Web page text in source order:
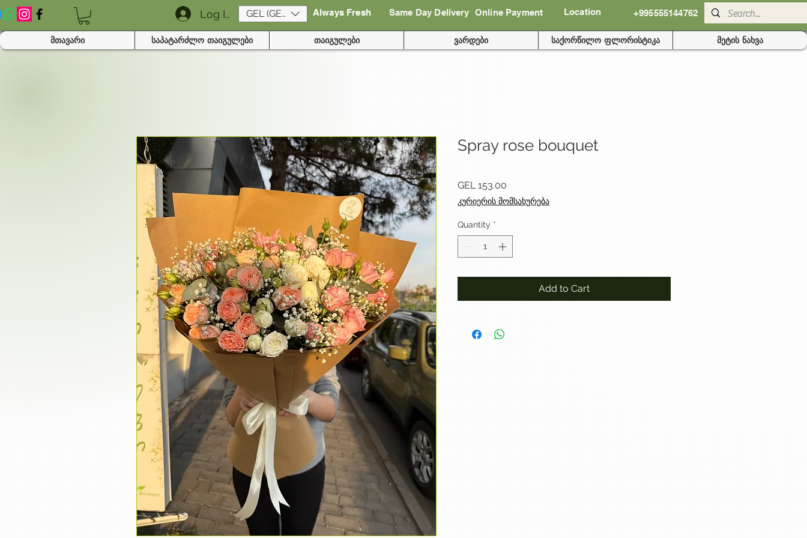
Log In GEL (GEL) Always Fresh Same Day Delivery Online Payment Location +995555144762
მთავარი საპატარძლო თაიგულები თაიგულები ვარდები საქორწილო ფლორისტიკა მეტის ნახვა
Spray rose bouquet
GEL 153.00
კურიერის მომსახურება
Quantity *
Add to Cart